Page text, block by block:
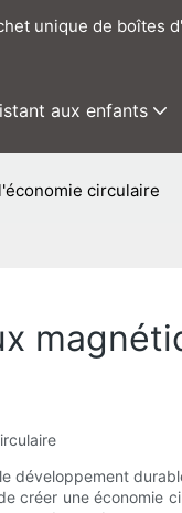
unique de boîtes
aux enfants
circulaire
développement
créer une économie